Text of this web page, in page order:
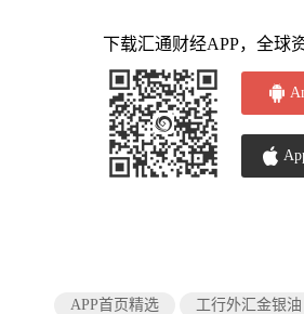
下载汇通财经APP，全球
APP首页精选 工行外汇金银油